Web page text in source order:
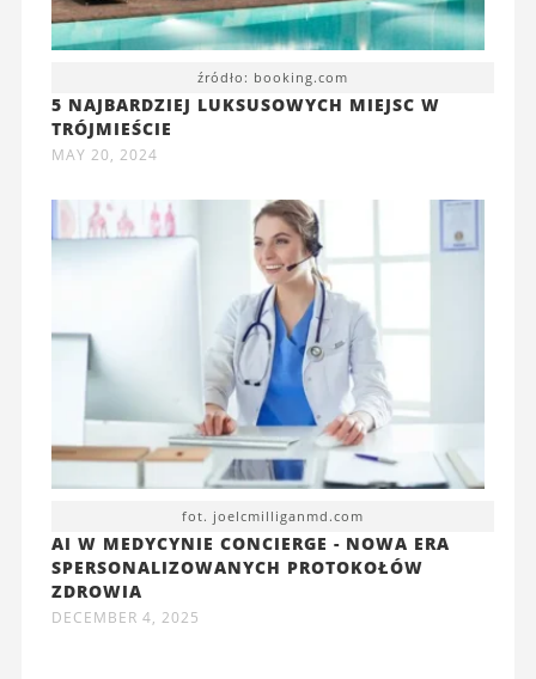
źródło: booking.com
5 NAJBARDZIEJ LUKSUSOWYCH MIEJSC W
TRÓJMIEŚCIE
MAY 20, 2024
fot. joelcmilliganmd.com
AI W MEDYCYNIE CONCIERGE - NOWA ERA
SPERSONALIZOWANYCH PROTOKOŁÓW
ZDROWIA
DECEMBER 4, 2025